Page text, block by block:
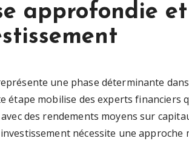
approfondie
une phase déterminante
étape mobilise des experts financiers
des rendements moyens sur
nécessite une approche